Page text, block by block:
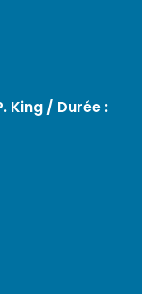
King / Durée :